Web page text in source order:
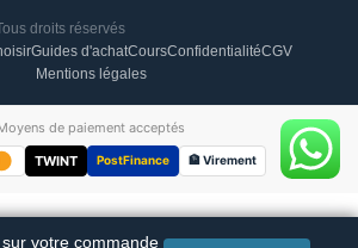
droits réservés
Guides d'achatCoursConfidentialitéCGV
Mentions légales
de paiement acceptés
TWINT PostFinance 🏦 Virement
sur votre commande